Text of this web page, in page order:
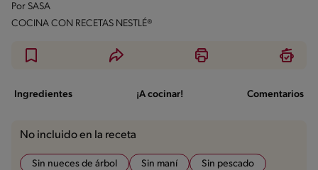
Por SASA
COCINA CON RECETAS NESTLÉ®
Ingredientes ¡A cocinar! Comentarios
No incluido en la receta
Sin nueces de árbol Sin maní
Sin pescado